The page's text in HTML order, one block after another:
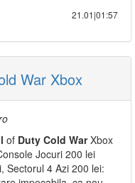
21.01|01:57
War Xbox
of Duty Cold WarXbox
Jocuri 200 lei
Sectorul 4 Azi 200 lei: